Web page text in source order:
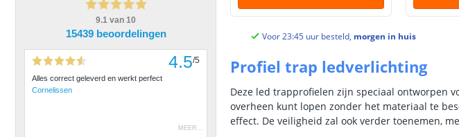
9.1 van 10
15439 beoordelingen
4.5/5
Alles correct geleverd en werkt perfect
Cornelissen
MEER ...
Voor 23:45 uur besteld, morgen in huis
Profiel trap ledverlichting
Deze led trapprofielen zijn speciaal ontworpen
overheen kunt lopen zonder het materiaal te
effect. De veiligheid zal ook verder toenemen,